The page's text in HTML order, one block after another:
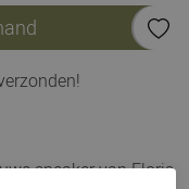
sneaker van Floris